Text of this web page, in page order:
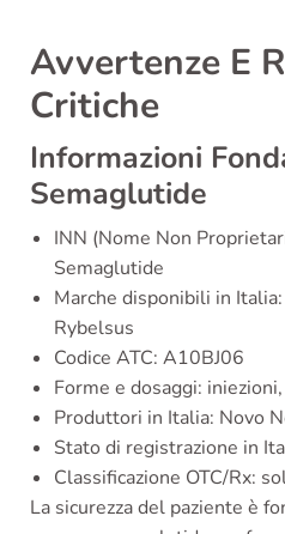
Avvertenze E
Critiche
Informazioni
Semaglutide
INN (Nome Non
Semaglutide
Marche disponibili in
Rybelsus
Codice ATC: A10BJ06
Forme e dosaggi:
Produttori in Italia: Novo
Stato di registrazione in
Classificazione OTC/Rx:
La sicurezza del paziente è